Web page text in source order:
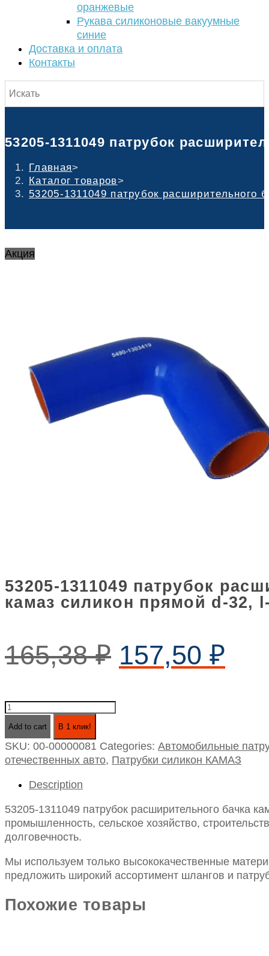
оранжевые
Рукава силиконовые вакуумные
синие
Доставка и оплата
Контакты
53205-1311049 патрубок
Главная>
Каталог товаров>
53205-1311049 патрубок расширительного
Акция
53205-1311049 патрубок
камаз силикон прямой d-32,
165,38₽ 157,50 ₽
53205-
расширительного
бачка
силикон
прямой
d-
32,
l-
200
quantity
Add to cart В 1 клик!
SKU: 00-00000081 Categories: Автомобильные
отечественных авто, Патрубки силикон КАМАЗ
Description
53205-1311049 патрубок расширительного бачка
промышленность, сельское хозяйство,
долговечность.
Мы используем только высококачественные
предложить широкий ассортимент шлангов и
Похожие товары